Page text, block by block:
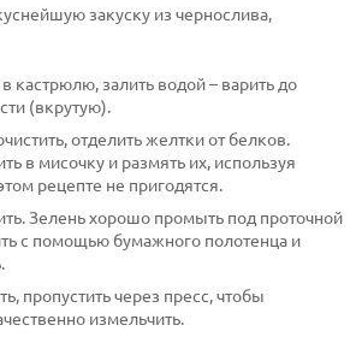
закуску из чернослива,
кастрюлю, залить водой – варить до
(вкрутую).
отделить желтки от белков.
в мисочку и размять их, используя
рецепте не пригодятся.
Зелень хорошо промыть под проточной
с помощью бумажного полотенца и
пропустить через пресс, чтобы
измельчить.